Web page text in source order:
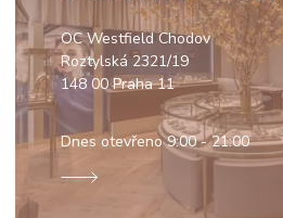
OC Westfield Chodov
Roztylská 2321/19
148 00 Praha 11
Dnes otevřeno9:00 - 21:00